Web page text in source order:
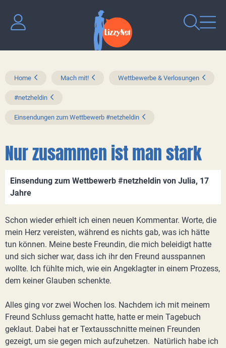
Home Mach mit! Wettbewerbe & Verlosungen
#netzheldin
Einsendungen zum Wettbewerb #netzheldin
Nur zusammen ist man stark
Einsendung zum Wettbewerb #netzheldin von Julia, 17
Jahre
Schon wieder erhielt ich einen neuen Kommentar. Worte, die
mein Herz vereisten, während es nichts gab, was ich hätte
tun können. Meine beste Freundin, die mich beleidigt hatte
und sich sicher war, dass ich ihr den Freund ausspannen
wollte. Ich fühlte mich, wie ein Angeklagter in einem Prozess,
dem keiner Glauben schenkte.
Alles ging vor zwei Wochen los. Nachdem ich mit meinem
Freund Schluss gemacht hatte, hatte er mein Tagebuch
geklaut. Dabei hat er Textausschnitte meinen Freunden
gezeigt, um sie gegen mich aufzuhetzen. Natürlich habe ich